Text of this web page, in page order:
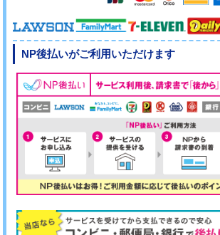
NP後払いがご利用いただけます